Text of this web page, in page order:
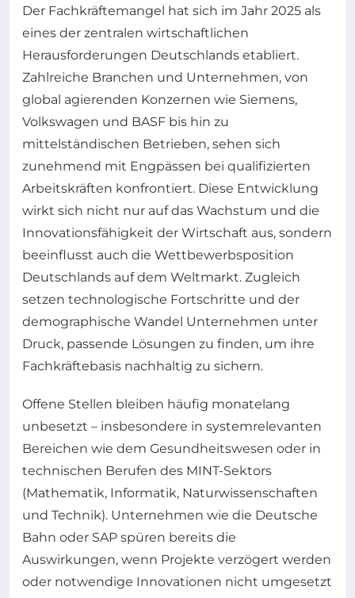
Der Fachkräftemangel hat sich im Jahr 2025 als
eines der zentralen wirtschaftlichen
Herausforderungen Deutschlands etabliert.
Zahlreiche Branchen und Unternehmen, von
global agierenden Konzernen wie Siemens,
Volkswagen und BASF bis hin zu
mittelständischen Betrieben, sehen sich
zunehmend mit Engpässen bei qualifizierten
Arbeitskräften konfrontiert. Diese Entwicklung
wirkt sich nicht nur auf das Wachstum und die
Innovationsfähigkeit der Wirtschaft aus, sondern
beeinflusst auch die Wettbewerbsposition
Deutschlands auf dem Weltmarkt. Zugleich
setzen technologische Fortschritte und der
demographische Wandel Unternehmen unter
Druck, passende Lösungen zu finden, um ihre
Fachkräftebasis nachhaltig zu sichern.
Offene Stellen bleiben häufig monatelang
unbesetzt – insbesondere in systemrelevanten
Bereichen wie dem Gesundheitswesen oder in
technischen Berufen des MINT-Sektors
(Mathematik, Informatik, Naturwissenschaften
und Technik). Unternehmen wie die Deutsche
Bahn oder SAP spüren bereits die
Auswirkungen, wenn Projekte verzögert werden
oder notwendige Innovationen nicht umgesetzt